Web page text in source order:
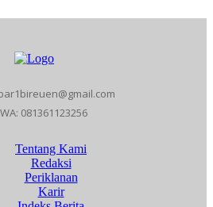
081361123256
Tentang Kami
Redaksi
Periklanan
Karir